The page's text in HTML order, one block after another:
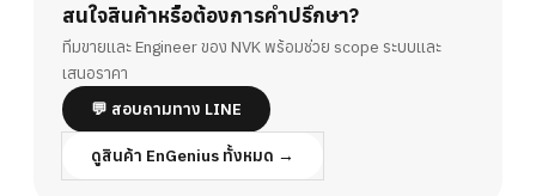
สนใจสินค้าหรือต้องการคำปรึกษา?
ทีมขายและ Engineer ของ NVK พร้อมช่วย scope ระบบและ
เสนอราคา
💬 สอบถามทาง LINE
ดูสินค้า EnGenius ทั้งหมด →